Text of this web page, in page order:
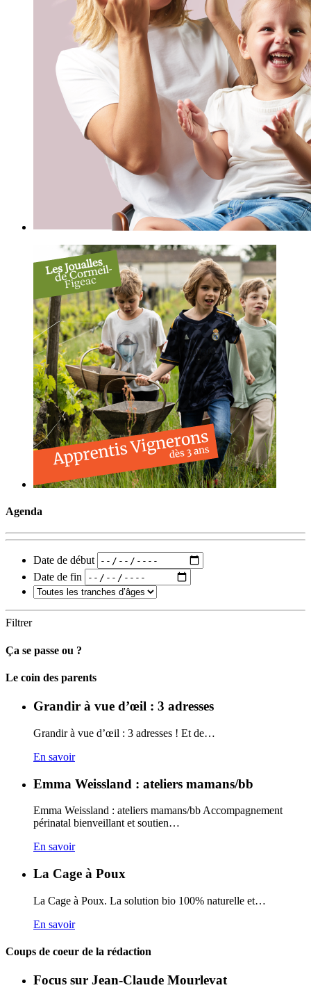
Agenda
Date de début
Date de fin
Filtrer
Ça se passe ou ?
Carto
Le coin des parents
Grandir à vue d’œil : 3 adresses
Grandir à vue d’œil : 3 adresses ! Et de…
En savoir
Emma Weissland : ateliers mamans/bb
Emma Weissland : ateliers mamans/bb Accompagnement
périnatal bienveillant et soutien…
En savoir
La Cage à Poux
La Cage à Poux. La solution bio 100% naturelle et…
En savoir
Coups de coeur de la rédaction
Focus sur Jean-Claude Mourlevat